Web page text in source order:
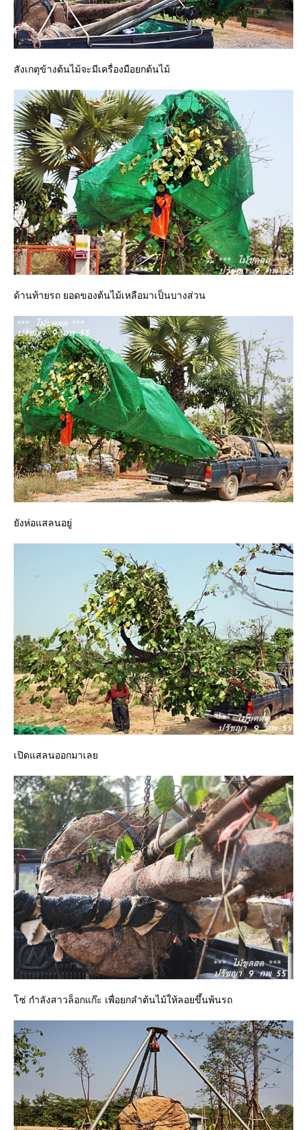
สังเกตุข้างต้นไม้จะมีเครื่องมือยกต้นไม้
ด้านท้ายรถ ยอดของต้นไม้เหลือมาเป็นบางส่วน
ังห่อแสลนอยู่
เปิดแสลนออกมาเล
ซ่ กำลังสาวล็อกแก๊ะ เพื่อยกลำต้นไม้ให้ลอยขึ้นพ้นรถ